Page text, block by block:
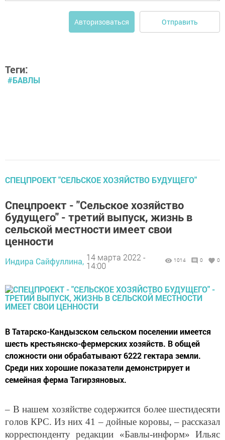
Авторизоваться Отправить
Теги:
#БАВЛЫ
СПЕЦПРОЕКТ "СЕЛЬСКОЕ ХОЗЯЙСТВО БУДУЩЕГО"
Спецпроект - "Сельское хозяйство
будущего" - третий выпуск, жизнь в
сельской местности имеет свои
ценности
Индира Сайфуллина, 14 марта 2022 -
14:00
1014 0 0
В Татарско-Кандызском сельском поселении имеется
шесть крестьянско-фермерских хозяйств. В общей
сложности они обрабатывают 6222 гектара земли.
Среди них хорошие показатели демонстрирует и
семейная ферма Тагирзяновых.
– В нашем хозяйстве содержится более шестидесяти
голов КРС. Из них 41 – дойные коровы, – рассказал
корреспонденту редакции «Бавлы-информ» Ильяс